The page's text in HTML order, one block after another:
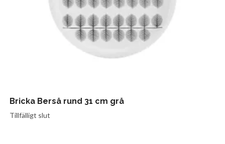
Bricka Berså rund 31 cm grå
Tillfälligt slut